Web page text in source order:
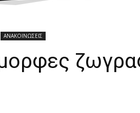
ΑΝΑΚΟΙΝΩΣΕΙΣ